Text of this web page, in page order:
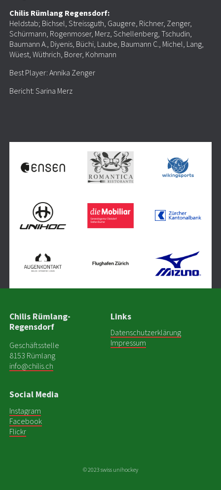
Chilis Rümlang Regensdorf:
Heldstab; Bichsel, Streissguth, Gaugere, Richner, Zenger,
Schürmann, Rogenmoser, Merz, Schellenberg, Tschudin,
Baumann A., Diyenis, Büchi, Laube, Baumann C., Michel, Lang,
Wüest, Wüthrich, Borer, Kohmann
Best Player: Annika Zenger
Bericht: Sarina Merz
Chilis Rümlang-
Regensdorf
Geschäftsstelle
8153 Rümlang
info@chilis.ch
Links
Datenschutzerklärung
Impressum
Social Media
Instagram
Facebook
Flickr
© 2023 swiss unihockey